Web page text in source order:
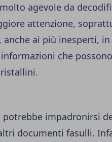
agevole da
attenzione,
ai più inesperti,
che
impadronirsi
documenti fasulli.